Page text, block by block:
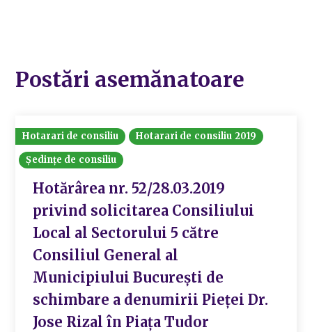
Postări asemănatoare
Hotarari de consiliu
Hotarari de consiliu 2019
Ședințe de consiliu
Hotărârea nr. 52/28.03.2019
privind solicitarea Consiliului
Local al Sectorului 5 către
Consiliul General al
Municipiului București de
schimbare a denumirii Pieței Dr.
Jose Rizal în Piața Tudor